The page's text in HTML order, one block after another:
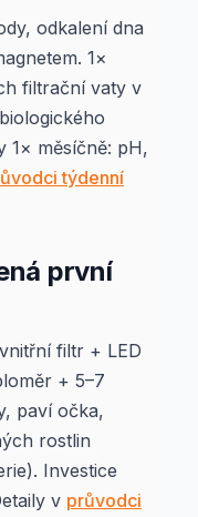
odkalení dna
1×
filtrační vaty v
1× měsíčně: pH,
týdenní
první
filtr + LED
+ 5–7
paví očka,
rostlin
Investice
v průvodci